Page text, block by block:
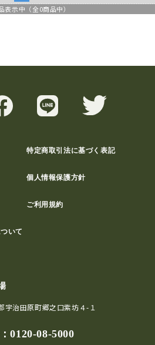
表示中（全0商品中）
特定商取引法に基づく表記
個人情報保護方針
ご利用規約
いて
治田原町郷之口紫坊４-１
0120-08-5000